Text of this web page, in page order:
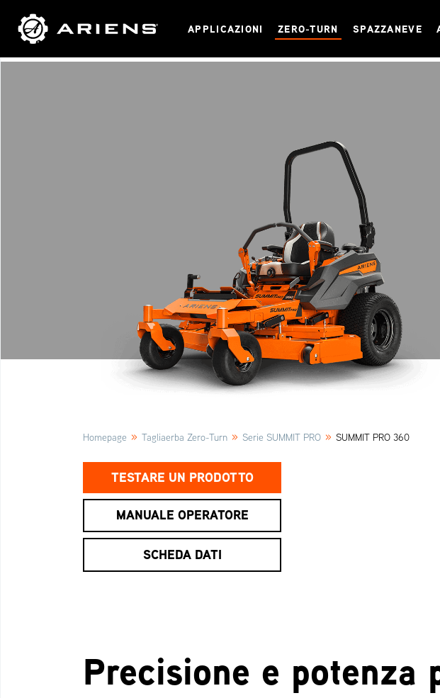
APPLICAZIONI ZERO-TURN SPAZZANEVE
Homepage » Tagliaerba Zero-Turn » Serie SUMMIT PRO » SUMMIT PRO 360
TESTARE UN PRODOTTO
MANUALE OPERATORE
SCHEDA DATI
Precisione e potenza